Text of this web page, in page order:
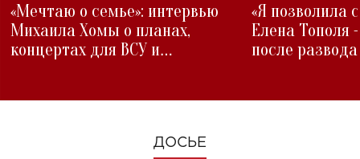
«Мечтаю о семье»: интервью
Михаила Хомы о планах,
концертах для ВСУ и
«Я позволила
Елена Тополя
после развода
ДОСЬЕ